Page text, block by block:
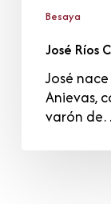
Besaya
José Ríos
José
Anievas,
varón